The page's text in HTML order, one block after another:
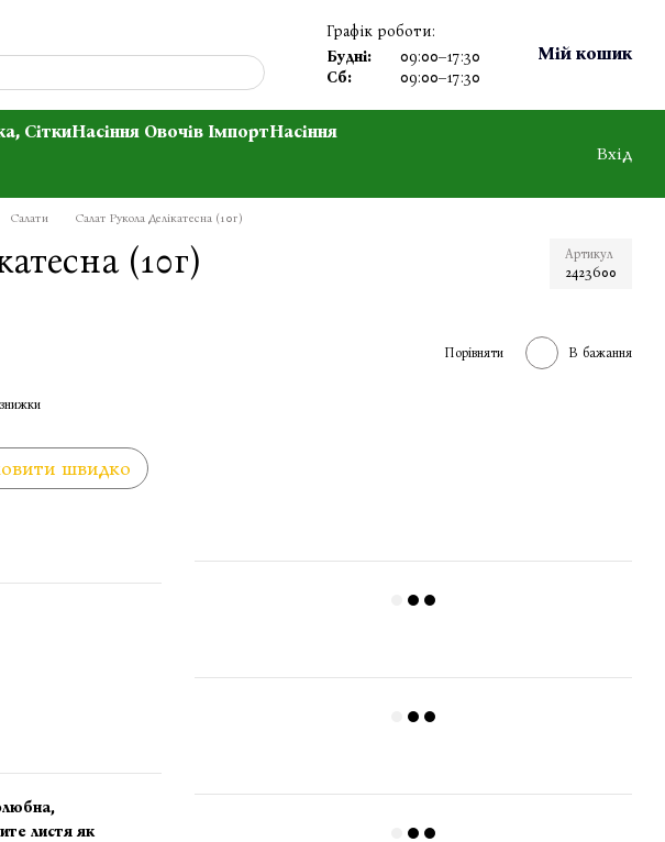
Графік роботи:
Будні:
09:00–17:30
Сб:
09:00–17:30
Мій кошик
СіткиНасіння Овочів ІмпортНасіння
Вхід
Салати Салат Рукола Делiкатесна (10г)
(10г) Артикул
2423600
Порівняти В бажання
швидко
листя як